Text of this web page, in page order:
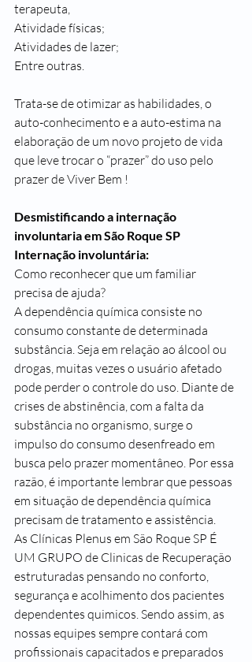
terapeuta,
Atividade físicas;
Atividades de lazer;
Entre outras.
Trata-se de otimizar as habilidades, o
auto-conhecimento e a auto-estima na
elaboração de um novo projeto de vida
que leve trocar o “prazer” do uso pelo
prazer de Viver Bem !
Desmistificando a internação
involuntaria em São Roque SP
Internação involuntária:
Como reconhecer que um familiar
precisa de ajuda?
A dependência química consiste no
consumo constante de determinada
substância. Seja em relação ao álcool ou
drogas, muitas vezes o usuário afetado
pode perder o controle do uso. Diante de
crises de abstinência, com a falta da
substância no organismo, surge o
impulso do consumo desenfreado em
busca pelo prazer momentâneo. Por essa
razão, é importante lembrar que pessoas
em situação de dependência química
precisam de tratamento e assistência.
As Clínicas Plenus em São Roque SP É
UM GRUPO de Clinicas de Recuperação
estruturadas pensando no conforto,
segurança e acolhimento dos pacientes
dependentes quimicos. Sendo assim, as
nossas equipes sempre contará com
profissionais capacitados e preparados